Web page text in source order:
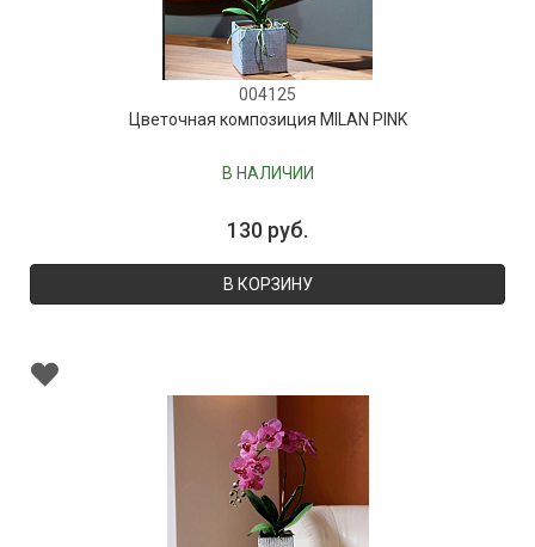
004125
Цветочная композиция MILAN PINK
В НАЛИЧИИ
130 руб.
В КОРЗИНУ